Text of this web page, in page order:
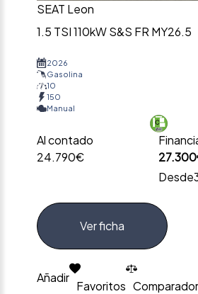
SEAT Leon
1.5 TSI 110kW S&S FR MY26.5
2026
Gasolina
10
150
Manual
Al contado
24.790€
Desde
Ver ficha
Añadir
Favoritos Comparador